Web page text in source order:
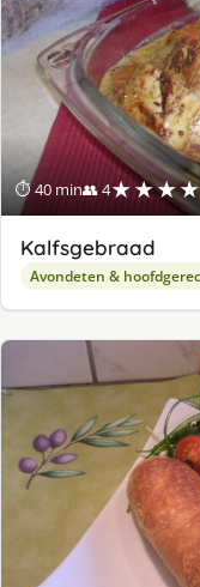
⏱ 40 min👥 4
Kalfsgebraad
Avondeten &